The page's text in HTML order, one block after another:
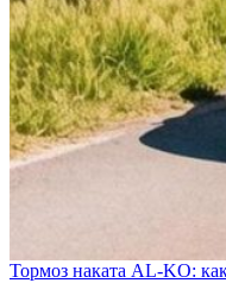
Тормоз наката AL-KO: